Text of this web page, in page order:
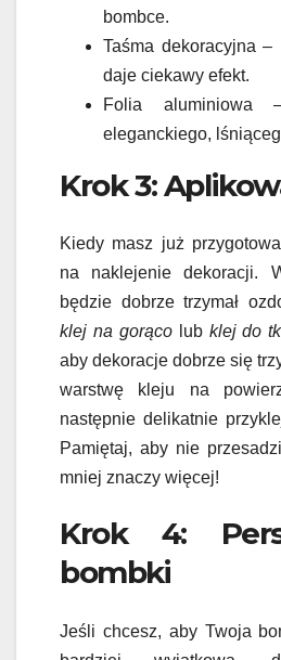
bombce.
Taśma dekoracyjna
daje ciekawy efekt.
Folia aluminiowa
eleganckiego,
Krok 3:
Kiedy masz już
na naklejenie dekoracji.
będzie dobrze trzymał
klej na gorącolub klej do
aby dekoracje dobrze się
warstwę kleju na
następnie delikatnie
Pamiętaj, aby nie
mniej znaczy więcej!
Krok 4:
bombki
Jeśli chcesz, aby Twoja